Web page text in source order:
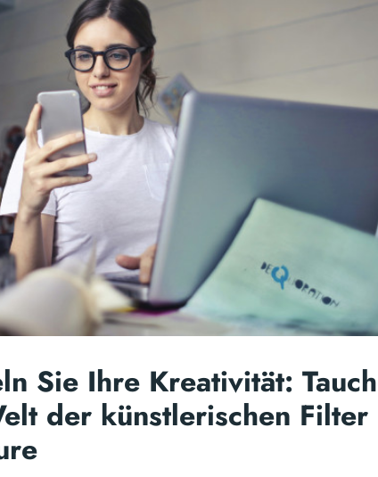
Sie Ihre Kreativität:
der künstlerischen Filter